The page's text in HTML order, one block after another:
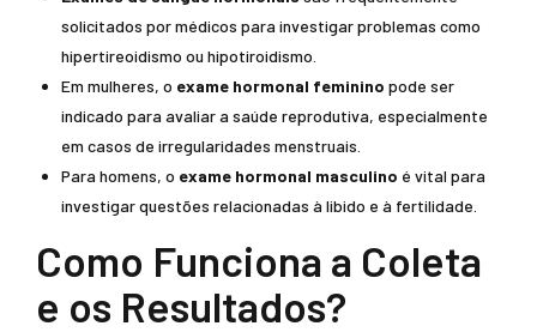
solicitados por médicos para investigar problemas como
hipertireoidismo ou hipotiroidismo.
Em mulheres, o exame hormonal feminino pode ser
indicado para avaliar a saúde reprodutiva, especialmente
em casos de irregularidades menstruais.
Para homens, o exame hormonal masculino é vital para
investigar questões relacionadas à libido e à fertilidade.
Como Funciona a Coleta
e os Resultados?